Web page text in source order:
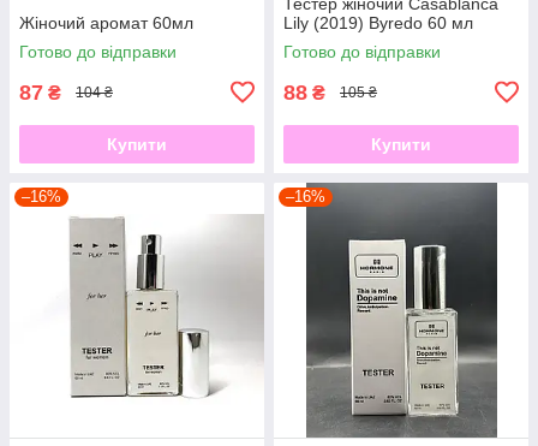
Жіночий аромат 60мл
Готово до відправки
87 ₴ 104 ₴
Купити
Lily (2019) Byredo 60 мл
Готово до відправки
88 ₴ 105 ₴
Купити
–16% –16%